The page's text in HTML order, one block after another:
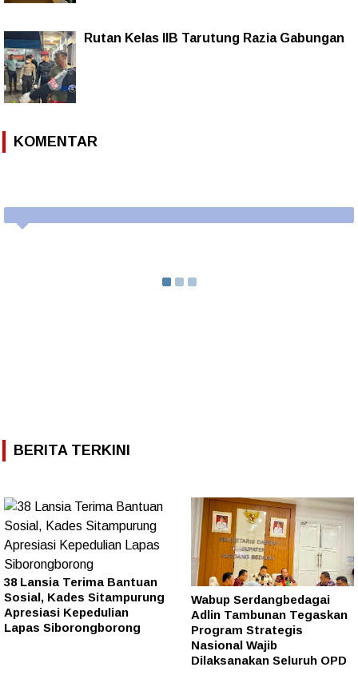
Rutan Kelas IIB Tarutung Razia Gabungan
KOMENTAR
BERITA TERKINI
38 Lansia Terima Bantuan
Sosial, Kades Sitampurung
Apresiasi Kepedulian
Lapas Siborongborong
Wabup Serdangbedagai
Adlin Tambunan Tegaskan
Program Strategis
Nasional Wajib
Dilaksanakan Seluruh OPD